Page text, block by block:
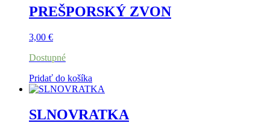
PREŠPORSKÝ ZVON
3,00 €
Dostupné
Pridať do košíka
SLNOVRATKA